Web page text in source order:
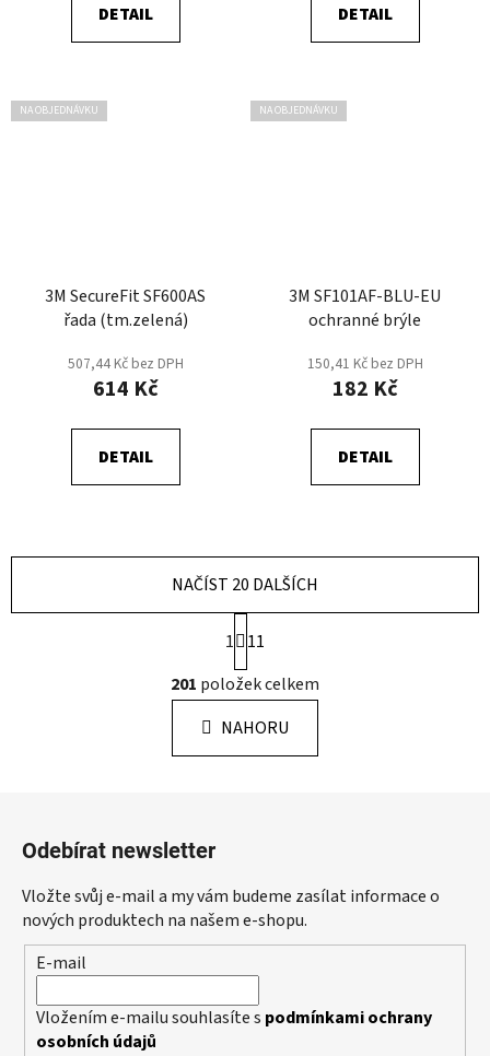
DETAIL DETAIL
NA OBJEDNÁVKU
3M SecureFit SF600AS
řada (tm.zelená)
507,44 Kč bez DPH
614 Kč
DETAIL
NA OBJEDNÁVKU
3M SF101AF-BLU-EU
ochranné brýle
150,41 Kč bez DPH
182 Kč
DETAIL
O
v
á
d
v
k
v
ý
p
NAČÍST 20 DALŠÍCH
S
t
r
á
n
k
1
11
201 položek celkem
NAHORU
Odebírat newsletter
Vložte svůj e-mail a my vám budeme zasílat informace o
nových produktech na našem e-shopu.
E-mail
Vložením e-mailu souhlasíte s podmínkami ochrany
osobních údajů